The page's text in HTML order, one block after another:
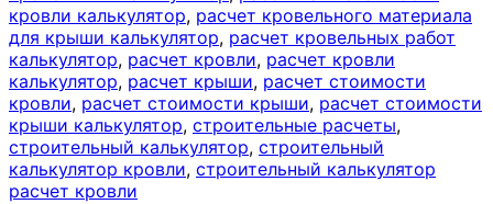
кровли калькулятор, расчет кровельного материала
для крыши калькулятор, расчет кровельных работ
калькулятор, расчет кровли, расчет кровли
калькулятор, расчет крыши, расчет стоимости
кровли, расчет стоимости крыши, расчет стоимости
крыши калькулятор, строительные расчеты,
строительный калькулятор, строительный
калькулятор кровли, строительный калькулятор
расчет кровли